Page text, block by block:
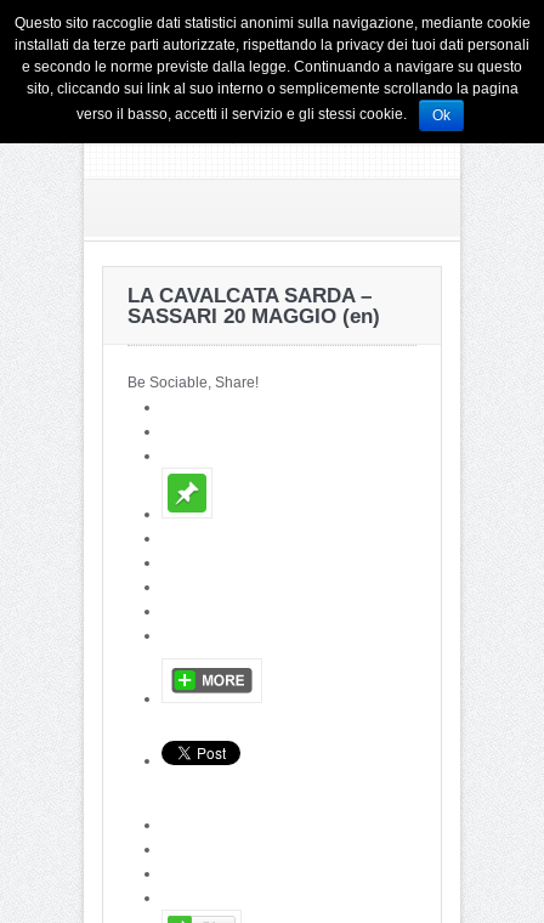
LA CAVALCATA SARDA –
SASSARI 20 MAGGIO (en)
Be Sociable, Share!
Questo sito raccoglie dati statistici anonimi sulla navigazione, mediante cookie
installati da terze parti autorizzate, rispettando la privacy dei tuoi dati personali
e secondo le norme previste dalla legge. Continuando a navigare su questo
sito, cliccando sui link al suo interno o semplicemente scrollando la pagina
verso il basso, accetti il servizio e gli stessi cookie.
Ok